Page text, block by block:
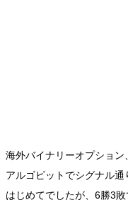
海外バイナリーオプショ
アルゴビットでシグナル通
はじめてでしたが、6勝3敗